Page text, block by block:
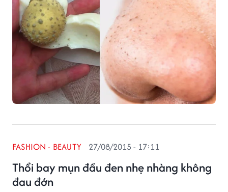
Thổi bay mụn đầu đen nhẹ nhàng không
đau đớn
FASHION - BEAUTY 27/08/2015 - 17:11